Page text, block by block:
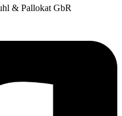
& Pallokat GbR